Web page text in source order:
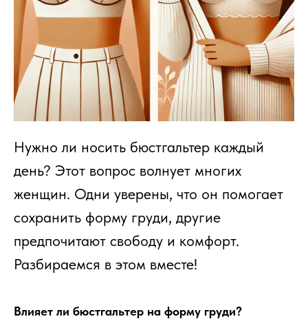
Нужно ли носить бюстгальтер каждый
день? Этот вопрос волнует многих
женщин. Одни уверены, что он помогает
сохранить форму груди, другие
предпочитают свободу и комфорт.
Разбираемся в этом вместе!
Влияет ли бюстгальтер на форму груди?